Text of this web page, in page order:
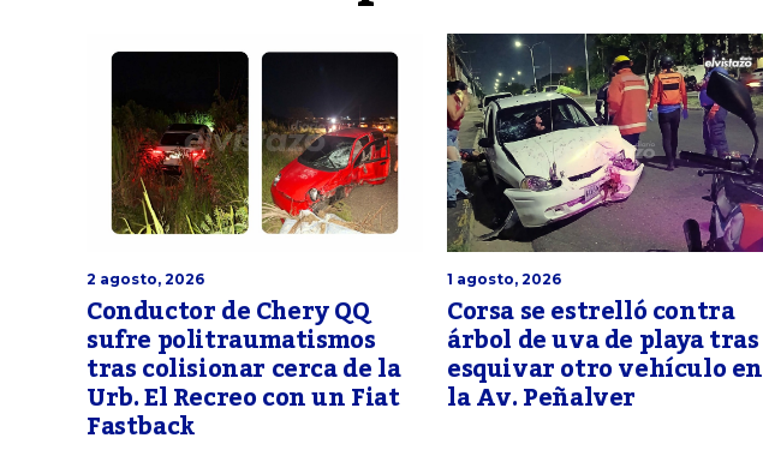
2 agosto, 2026
Conductor de Chery QQ
sufre politraumatismos
tras colisionar cerca de la
Urb. El Recreo con un Fiat
Fastback
1 agosto, 2026
Corsa se estrelló contra
árbol de uva de playa tras
esquivar otro vehículo en
la Av. Peñalver